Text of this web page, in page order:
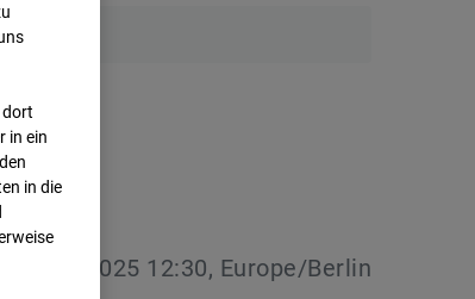
03.09.2025 12:30, Europe/Berlin
dort
in ein
in die